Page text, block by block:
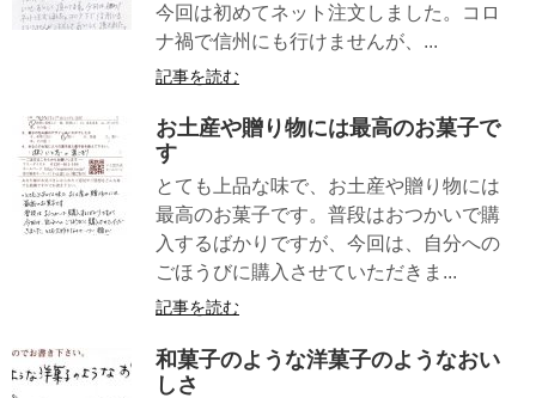
今回は初めてネット注文しました。コロ
ナ禍で信州にも行けませんが、...
記事を読む
お土産や贈り物には最高のお菓子で
す
とても上品な味で、お土産や贈り物には
最高のお菓子です。普段はおつかいで購
入するばかりですが、今回は、自分への
ごほうびに購入させていただきま...
記事を読む
和菓子のような洋菓子のようなおい
しさ